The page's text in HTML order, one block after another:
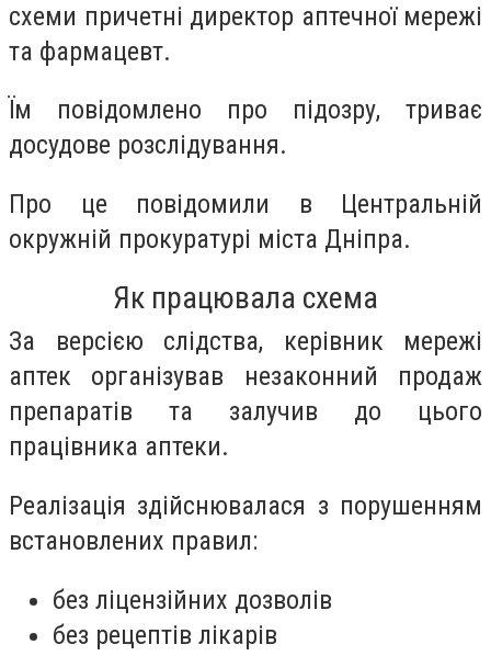
схеми причетні директор аптечної мережі
та фармацевт.
Їм повідомлено про підозру, триває
досудове розслідування.
Про це повідомили в Центральній
окружній прокуратурі міста Дніпра.
Як працювала схема
За версією слідства, керівник мережі
аптек організував незаконний продаж
препаратів та залучив до цього
працівника аптеки.
Реалізація здійснювалася з порушенням
встановлених правил:
без ліцензійних дозволів
без рецептів лікарів